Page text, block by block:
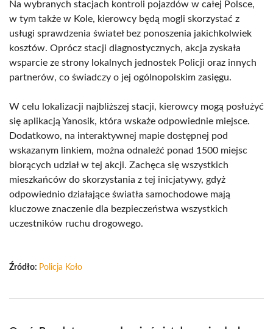
Na wybranych stacjach kontroli pojazdów w całej Polsce,
w tym także w Kole, kierowcy będą mogli skorzystać z
usługi sprawdzenia świateł bez ponoszenia jakichkolwiek
kosztów. Oprócz stacji diagnostycznych, akcja zyskała
wsparcie ze strony lokalnych jednostek Policji oraz innych
partnerów, co świadczy o jej ogólnopolskim zasięgu.
W celu lokalizacji najbliższej stacji, kierowcy mogą posłużyć
się aplikacją Yanosik, która wskaże odpowiednie miejsce.
Dodatkowo, na interaktywnej mapie dostępnej pod
wskazanym linkiem, można odnaleźć ponad 1500 miejsc
biorących udział w tej akcji. Zachęca się wszystkich
mieszkańców do skorzystania z tej inicjatywy, gdyż
odpowiednio działające światła samochodowe mają
kluczowe znaczenie dla bezpieczeństwa wszystkich
uczestników ruchu drogowego.
Źródło: Policja Koło